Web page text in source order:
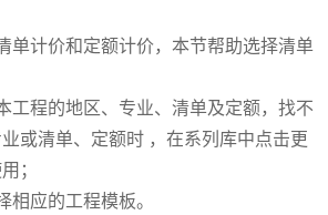
单计价和定额计价，本节帮助选择清单
工程的地区、专业、清单及定额，找不
或清单、定额时 ，在系列库中点击更
；
相应的工程模板。